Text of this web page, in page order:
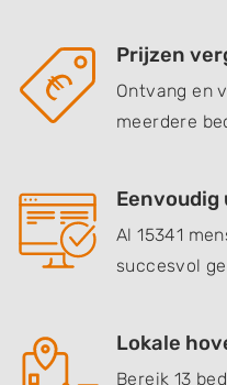
Prijzen
Ontvang en
meerdere
Eenvoudig
Al 15341
succesvol
Lokale
Bereik 13